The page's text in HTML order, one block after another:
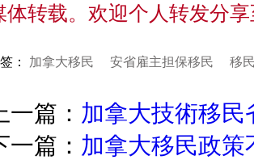
体转载。欢迎个人转发分
： 加拿大移民 安省雇主担保移民 移
上一篇： 加拿大技術移
一篇： 加拿大移民政